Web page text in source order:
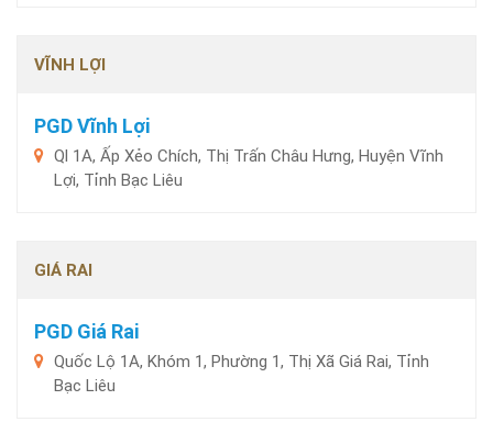
VĨNH LỢI
PGD Vĩnh Lợi
Ql 1A, Ấp Xẻo Chích, Thị Trấn Châu Hưng, Huyện Vĩnh
Lợi, Tỉnh Bạc Liêu
GIÁ RAI
PGD Giá Rai
Quốc Lộ 1A, Khóm 1, Phường 1, Thị Xã Giá Rai, Tỉnh
Bạc Liêu